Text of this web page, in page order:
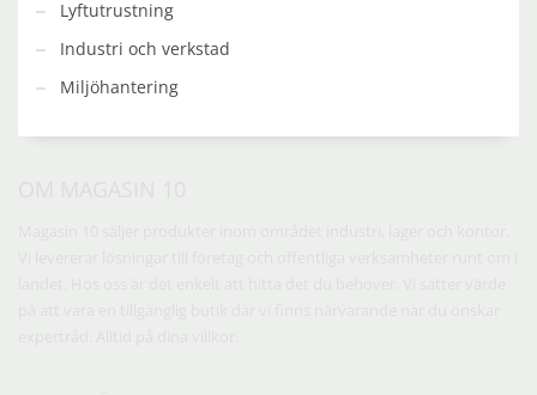
Lyftutrustning
Industri och verkstad
Miljöhantering